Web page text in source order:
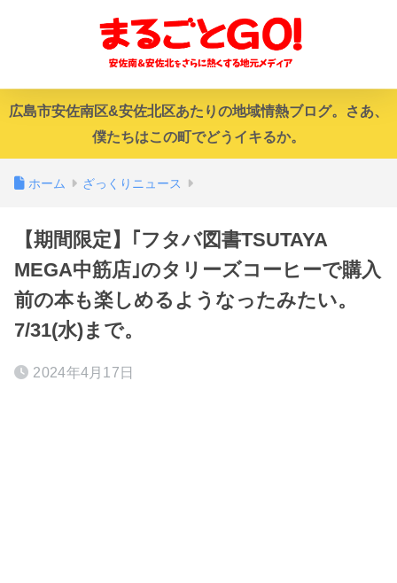
広島市安佐南区&安佐北区あたりの地域情熱ブログ。さあ、
僕たちはこの町でどうイキるか。
ホーム ざっくりニュース
【期間限定】｢フタバ図書TSUTAYA
MEGA中筋店｣のタリーズコーヒーで購入
前の本も楽しめるようなったみたい。
7/31(水)まで。
2024年4月17日